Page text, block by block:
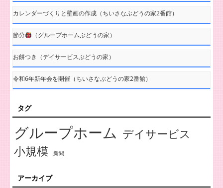
カレンダーづくりと壁画の作成（ちいさなぶどうの家2番館）
節分 （グループホームぶどうの家）
お餅つき（デイサービスぶどうの家）
令和6年新年会を開催（ちいさなぶどうの家2番館）
タグ
グループホーム デイサービス
小規模 新聞
アーカイブ